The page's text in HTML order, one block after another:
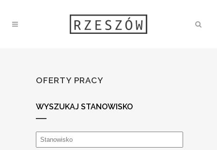
OFERTY PRACY
WYSZUKAJ STANOWISKO